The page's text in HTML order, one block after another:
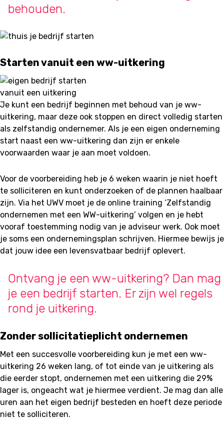
behouden.
Starten vanuit een ww-uitkering
Je kunt een bedrijf beginnen met behoud van je ww-
uitkering, maar deze ook stoppen en direct volledig starten
als zelfstandig ondernemer. Als je een eigen onderneming
start naast een ww-uitkering dan zijn er enkele
voorwaarden waar je aan moet voldoen.
Voor de voorbereiding heb je 6 weken waarin je niet hoeft
te solliciteren en kunt onderzoeken of de plannen haalbaar
zijn. Via het UWV moet je de online training ‘Zelfstandig
ondernemen met een WW-uitkering’ volgen en je hebt
vooraf toestemming nodig van je adviseur werk. Ook moet
je soms een ondernemingsplan schrijven. Hiermee bewijs je
dat jouw idee een levensvatbaar bedrijf oplevert.
Ontvang je een ww-uitkering? Dan mag
je een bedrijf starten. Er zijn wel regels
rond je uitkering.
Zonder sollicitatieplicht ondernemen
Met een succesvolle voorbereiding kun je met een ww-
uitkering 26 weken lang, of tot einde van je uitkering als
die eerder stopt, ondernemen met een uitkering die 29%
lager is, ongeacht wat je hiermee verdient. Je mag dan alle
uren aan het eigen bedrijf besteden en hoeft deze periode
niet te solliciteren.